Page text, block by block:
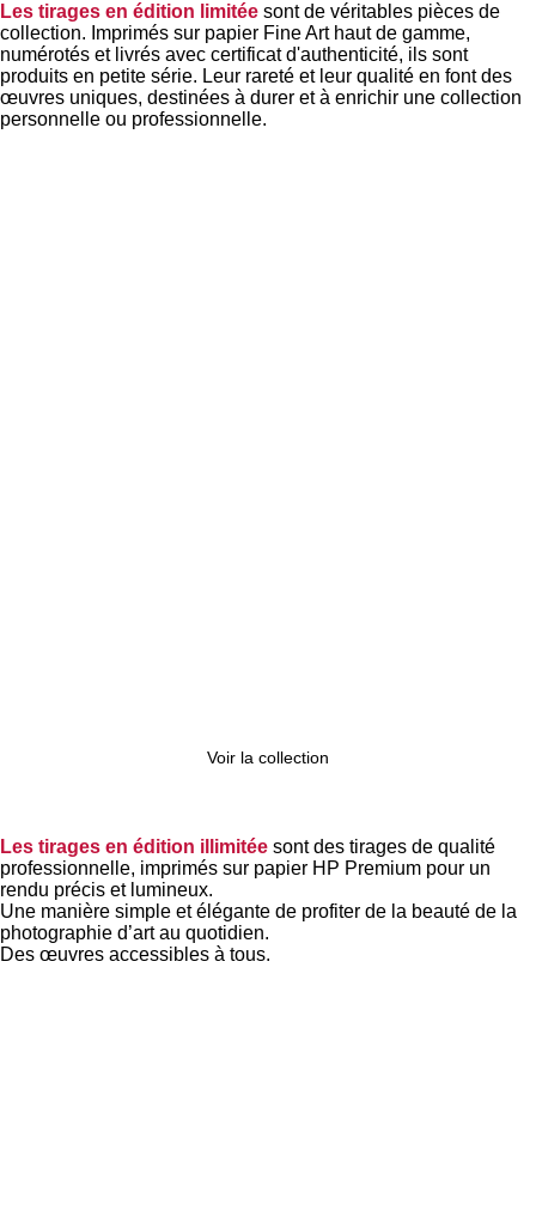
Les tirages en édition limitée sont de véritables pièces de
collection. Imprimés sur papier Fine Art haut de gamme,
numérotés et livrés avec certificat d'authenticité, ils sont
produits en petite série. Leur rareté et leur qualité en font des
œuvres uniques, destinées à durer et à enrichir une collection
personnelle ou professionnelle.
Voir la collection
Les tirages en édition illimitée sont des tirages de qualité
professionnelle, imprimés sur papier HP Premium pour un
rendu précis et lumineux.
Une manière simple et élégante de profiter de la beauté de la
photographie d’art au quotidien.
Des œuvres accessibles à tous.